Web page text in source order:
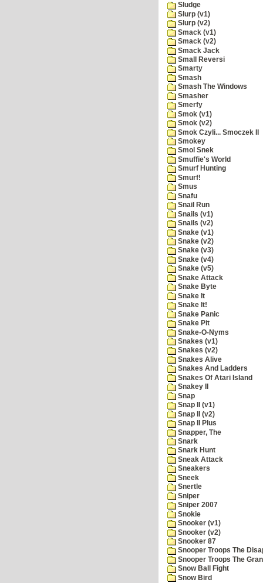
Sludge
Slurp (v1)
Slurp (v2)
Smack (v1)
Smack (v2)
Smack Jack
Small Reversi
Smarty
Smash
Smash The Windows
Smasher
Smerfy
Smok (v1)
Smok (v2)
Smok Czyli... Smoczek II
Smokey
Smol Snek
Smuffie's World
Smurf Hunting
Smurf!
Smus
Snafu
Snail Run
Snails (v1)
Snails (v2)
Snake (v1)
Snake (v2)
Snake (v3)
Snake (v4)
Snake (v5)
Snake Attack
Snake Byte
Snake It
Snake It!
Snake Panic
Snake Pit
Snake-O-Nyms
Snakes (v1)
Snakes (v2)
Snakes Alive
Snakes And Ladders
Snakes Of Atari Island
Snakey II
Snap
Snap II (v1)
Snap II (v2)
Snap II Plus
Snapper, The
Snark
Snark Hunt
Sneak Attack
Sneakers
Sneek
Snertle
Sniper
Sniper 2007
Snokie
Snooker (v1)
Snooker (v2)
Snooker 87
Snooper Troops The
Snooper Troops The
Snow Ball Fight
Snow Bird